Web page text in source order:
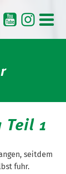
1
seitdem
fuhr.